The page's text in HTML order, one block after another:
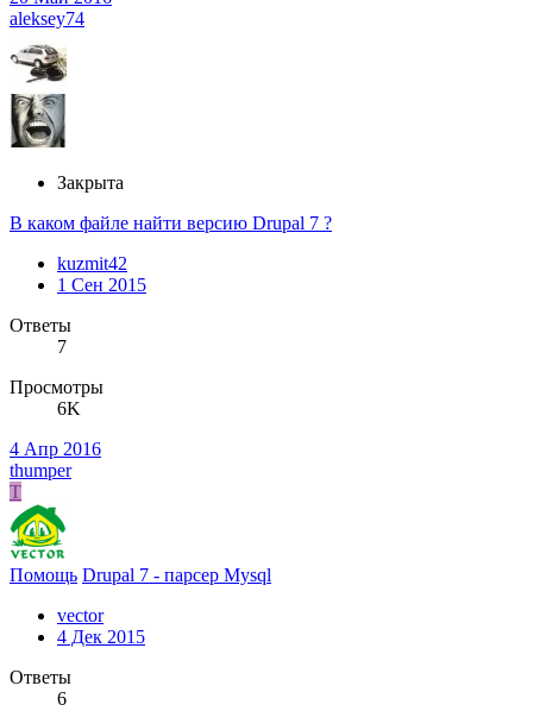
aleksey74
Закрыта
В каком файле найти версию Drupal 7 ?
kuzmit42
1 Сен 2015
Ответы
7
Просмотры
6K
4 Апр 2016
thumper
T
Помощь Drupal 7 - парсер Mysql
vector
4 Дек 2015
Ответы
6